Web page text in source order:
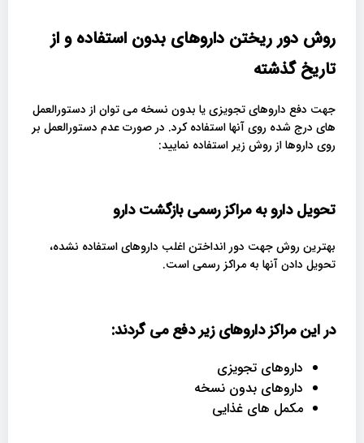
روش دور ریختن داروهای بدون استفاده و از
تاریخ گذشته
جهت دفع داروهای تجویزی یا بدون نسخه می توان از دستورالعمل
های درج شده روی آنها استفاده کرد. در صورت عدم دستورالعمل بر
روی داروها از روش زیر استفاده نمایید:
تحویل دارو به مراکز رسمی بازگشت دارو
بهترین روش جهت دور انداختن اغلب داروهای استفاده نشده،
تحویل دادن آنها به مراکز رسمی است.
در این مراکز داروهای زیر دفع می گردند:
داروهای تجویزی
داروهای بدون نسخه
مکمل های غذایی